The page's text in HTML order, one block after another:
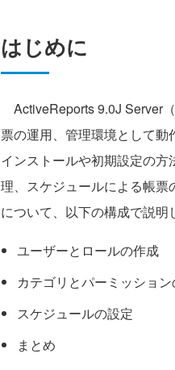
はじめに
ActiveReports 9.0J Server
票の運用、管理環境として動
インストールや初期設定の
理、スケジュールによる帳
について、以下の構成で説明
ユーザーとロールの作成
カテゴリとパーミッショ
スケジュールの設定
まとめ